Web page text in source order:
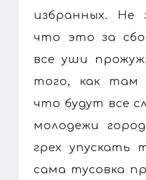
избранных. Не
что это за
все уши
того, как там
что будут все
молодежи
грех упускать
сама тусовка